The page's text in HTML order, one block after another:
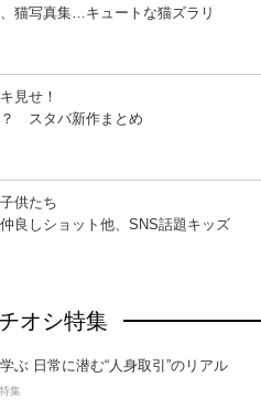
猫写真集…キュートな猫ズラリ
見せ！
スタバ新作まとめ
供たち
良しショット他、SNS話題キッズ
オシ特集
ぶ 日常に潜む“人身取引”のリアル
集